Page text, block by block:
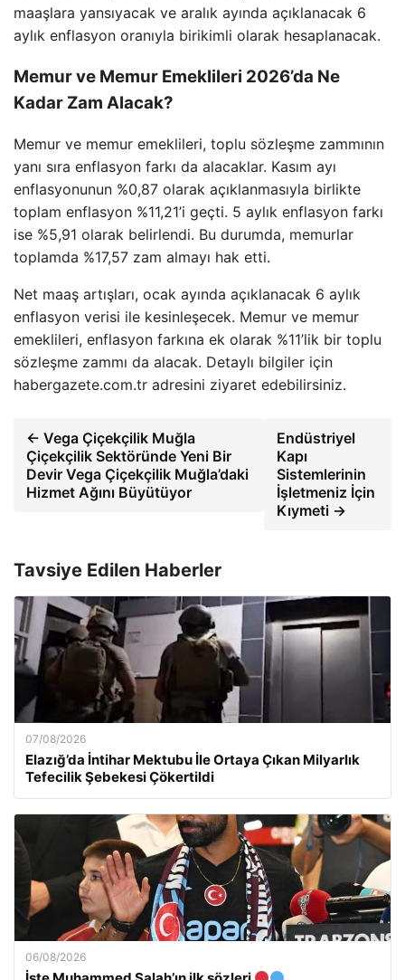
maaşlara yansıyacak ve aralık ayında açıklanacak 6
aylık enflasyon oranıyla birikimli olarak hesaplanacak.
Memur ve Memur Emeklileri 2026’da Ne
Kadar Zam Alacak?
Memur ve memur emeklileri, toplu sözleşme zammının
yanı sıra enflasyon farkı da alacaklar. Kasım ayı
enflasyonunun %0,87 olarak açıklanmasıyla birlikte
toplam enflasyon %11,21’i geçti. 5 aylık enflasyon farkı
ise %5,91 olarak belirlendi. Bu durumda, memurlar
toplamda %17,57 zam almayı hak etti.
Net maaş artışları, ocak ayında açıklanacak 6 aylık
enflasyon verisi ile kesinleşecek. Memur ve memur
emeklileri, enflasyon farkına ek olarak %11’lik bir toplu
sözleşme zammı da alacak. Detaylı bilgiler için
habergazete.com.tr adresini ziyaret edebilirsiniz.
← Vega Çiçekçilik Muğla
Çiçekçilik Sektöründe Yeni Bir
Devir Vega Çiçekçilik Muğla’daki
Hizmet Ağını Büyütüyor
Endüstriyel
Kapı
Sistemlerinin
İşletmeniz İçin
Kıymeti →
Tavsiye Edilen Haberler
07/08/2026
Elazığ’da İntihar Mektubu İle Ortaya Çıkan Milyarlık
Tefecilik Şebekesi Çökertildi
06/08/2026